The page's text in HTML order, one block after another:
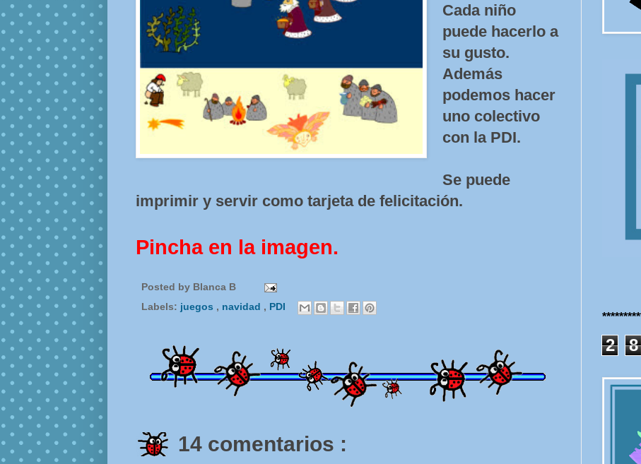
Cada niño
puede hacerlo a
su gusto.
Además
podemos hacer
uno colectivo
con la PDI.
Se puede
imprimir y servir como tarjeta de felicitación.
Pincha en la imagen.
Posted by Blanca B
Labels: juegos , navidad , PDI
14 comentarios :
2 8